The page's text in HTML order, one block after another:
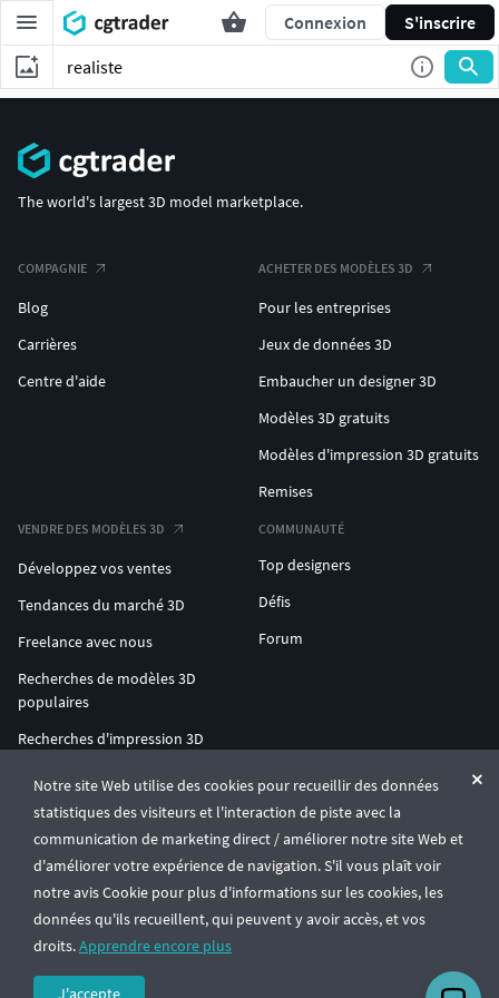
Connexion S'inscrire
Notre site Web utilise des cookies pour recueillir des données
statistiques des visiteurs et l'interaction de piste avec la
communication de marketing direct / améliorer notre site Web et
d'améliorer votre expérience de navigation. S'il vous plaît voir
notre avis Cookie pour plus d'informations sur les cookies, les
données qu'ils recueillent, qui peuvent y avoir accès, et vos
droits.Apprendre encore plus
J'accepte
The world's largest 3D model marketplace.
COMPAGNIE
Blog
Carrières
Centre d'aide
ACHETER DES MODÈLES 3D
Pour les entreprises
Jeux de données 3D
Embaucher un designer 3D
Modèles 3D gratuits
Modèles d'impression 3D gratuits
Remises
VENDRE DES MODÈLES 3D
Développez vos ventes
Tendances du marché 3D
Freelance avec nous
Recherches de modèles 3D
populaires
Recherches d'impression 3D
COMMUNAUTÉ
Top designers
Défis
Forum
ENTERPRISE 3D AT SCALE
© CGTrader 2011-2026
UAB CGTrader, Antakalnio st. 17, Vilnius, Lithuania
Conditions généralesConfidentialité🇫🇷 Français